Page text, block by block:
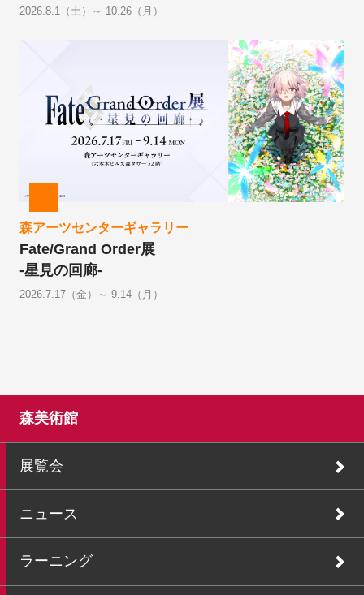
2026.8.1（土）～ 10.26（月）
森アーツセンターギャラリー
Fate/Grand Order展
-星見の回廊-
2026.7.17（金）～ 9.14（月）
森美術館
展覧会
ニュース
ラーニング